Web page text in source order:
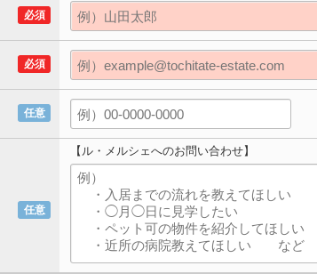
必須
必須
任意
任意
【ル・メルシェへのお問い合わせ】